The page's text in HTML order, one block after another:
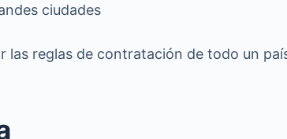
ciudades
las reglas de contratación de todo un